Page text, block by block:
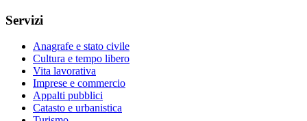
Servizi
Anagrafe e stato civile
Cultura e tempo libero
Vita lavorativa
Imprese e commercio
Appalti pubblici
Catasto e urbanistica